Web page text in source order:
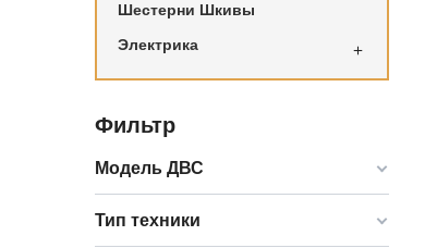
Шестерни Шкивы
Электрика

Фильтр
Модель ДВС
Тип техники